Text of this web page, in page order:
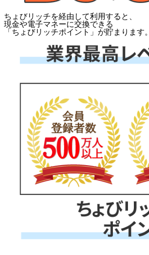
ちょびリッチを経由して利用すると、
現金や電子マネーに交換できる
「 ちょびリッチポイント 」が貯まります。